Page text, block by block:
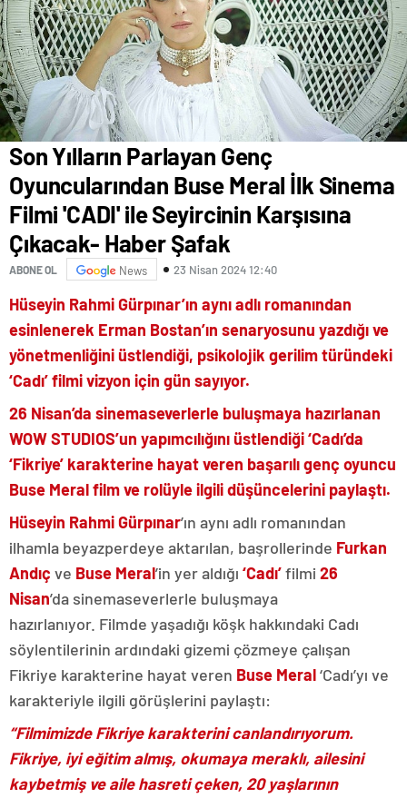
Son Yılların Parlayan Genç
Oyuncularından Buse Meral İlk Sinema
Filmi 'CADI' ile Seyircinin Karşısına
Çıkacak- Haber Şafak
ABONE OL News 23 Nisan 2024 12:40
Hüseyin Rahmi Gürpınar’ın aynı adlı romanından
esinlenerek Erman Bostan’ın senaryosunu yazdığı ve
yönetmenliğini üstlendiği, psikolojik gerilim türündeki
‘Cadı’ filmi vizyon için gün sayıyor.
26 Nisan’da sinemaseverlerle buluşmaya hazırlanan
WOW STUDIOS’un yapımcılığını üstlendiği ‘Cadı’da
‘Fikriye’ karakterine hayat veren başarılı genç oyuncu
Buse Meral film ve rolüyle ilgili düşüncelerini paylaştı.
Hüseyin Rahmi Gürpınar’ın aynı adlı romanından
ilhamla beyazperdeye aktarılan, başrollerinde Furkan
Andıç ve Buse Meral’in yer aldığı ‘Cadı’filmi 26
Nisan’da sinemaseverlerle buluşmaya
hazırlanıyor. Filmde yaşadığı köşk hakkındaki Cadı
söylentilerinin ardındaki gizemi çözmeye çalışan
Fikriye karakterine hayat veren Buse Meral‘Cadı’yı ve
karakteriyle ilgili görüşlerini paylaştı:
“Filmimizde Fikriye karakterini canlandırıyorum.
Fikriye, iyi eğitim almış, okumaya meraklı, ailesini
kaybetmiş ve aile hasreti çeken, 20 yaşlarının